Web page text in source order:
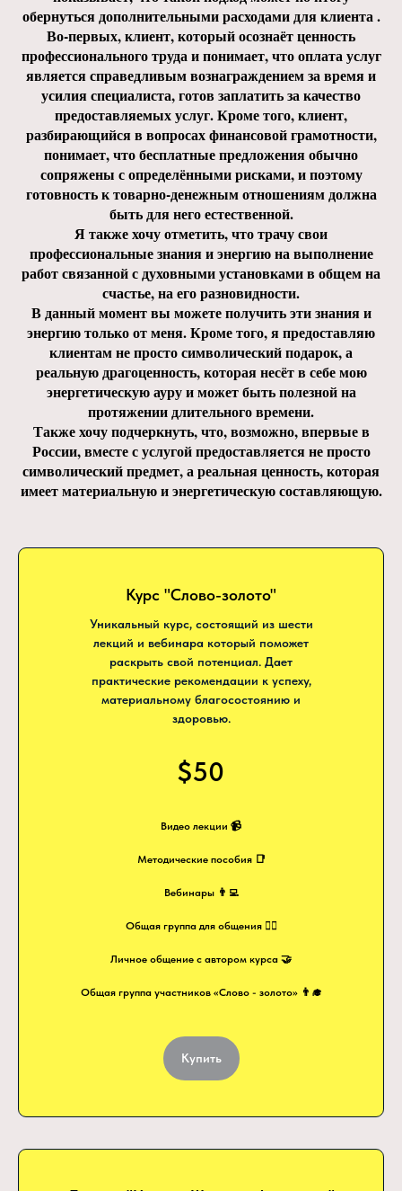
обернуться дополнительными расходами для клиента .
Во-первых, клиент, который осознаёт ценность
профессионального труда и понимает, что оплата услуг
является справедливым вознаграждением за время и
усилия специалиста, готов заплатить за качество
предоставляемых услуг. Кроме того, клиент,
разбирающийся в вопросах финансовой грамотности,
понимает, что бесплатные предложения обычно
сопряжены с определёнными рисками, и поэтому
готовность к товарно-денежным отношениям должна
быть для него естественной.
Я также хочу отметить, что трачу свои
профессиональные знания и энергию на выполнение
работ связанной с духовными установками в общем на
счастье, на его разновидности.
В данный момент вы можете получить эти знания и
энергию только от меня. Кроме того, я предоставляю
клиентам не просто символический подарок, а
реальную драгоценность, которая несёт в себе мою
энергетическую ауру и может быть полезной на
протяжении длительного времени.
Также хочу подчеркнуть, что, возможно, впервые в
России, вместе с услугой предоставляется не просто
символический предмет, а реальная ценность, которая
имеет материальную и энергетическую составляющую.
Курс "Слово-золото"
Уникальный курс, состоящий из шести
лекций и вебинара который поможет
раскрыть свой потенциал. Дает
практические рекомендации к успеху,
материальному благосостоянию и
здоровью.
$50
Видео лекции 📹
Методические пособия 📑
Вебинары 👨‍💻
Общая группа для общения 🙋‍♂️
Личное общение с автором курса 🤝
Общая группа участников «Слово - золото» 👨‍🎓
Купить